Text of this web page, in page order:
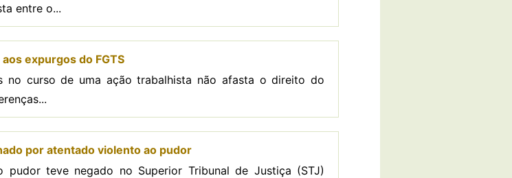
entre o...
expurgos do FGTS
no curso de uma ação trabalhista não afasta o direito do
por atentado violento ao pudor
teve negado no Superior Tribunal de Justiça (STJ)